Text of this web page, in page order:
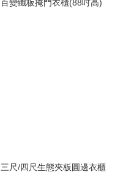
百變纖板掩門衣櫃(88吋高)
三尺/四尺生態夾板圓邊衣櫃